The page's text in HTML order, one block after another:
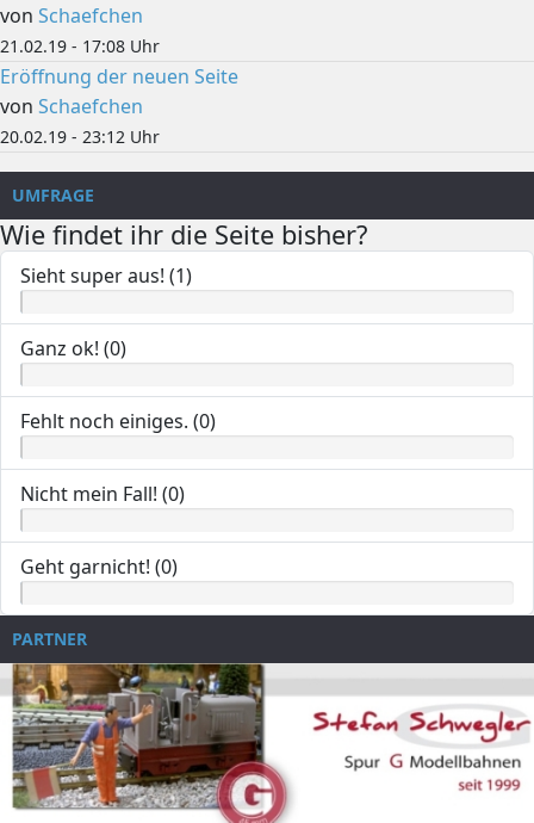
von Schaefchen
21.02.19 - 17:08 Uhr
Eröffnung der neuen Seite
von Schaefchen
20.02.19 - 23:12 Uhr
UMFRAGE
Wie findet ihr die Seite bisher?
Sieht super aus! (1)
Ganz ok! (0)
Fehlt noch einiges. (0)
Nicht mein Fall! (0)
Geht garnicht! (0)
PARTNER